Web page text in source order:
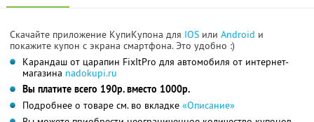
Скачайте приложение КупиКупона для IOS или Android и
покажите купон с экрана смартфона. Это удобно :)
Карандаш от царапин FixItPro для автомобиля от интернет-
магазина nadokupi.ru
Вы платите всего 190р. вместо 1000р.
Подробнее о товаре см. во вкладке «Описание»